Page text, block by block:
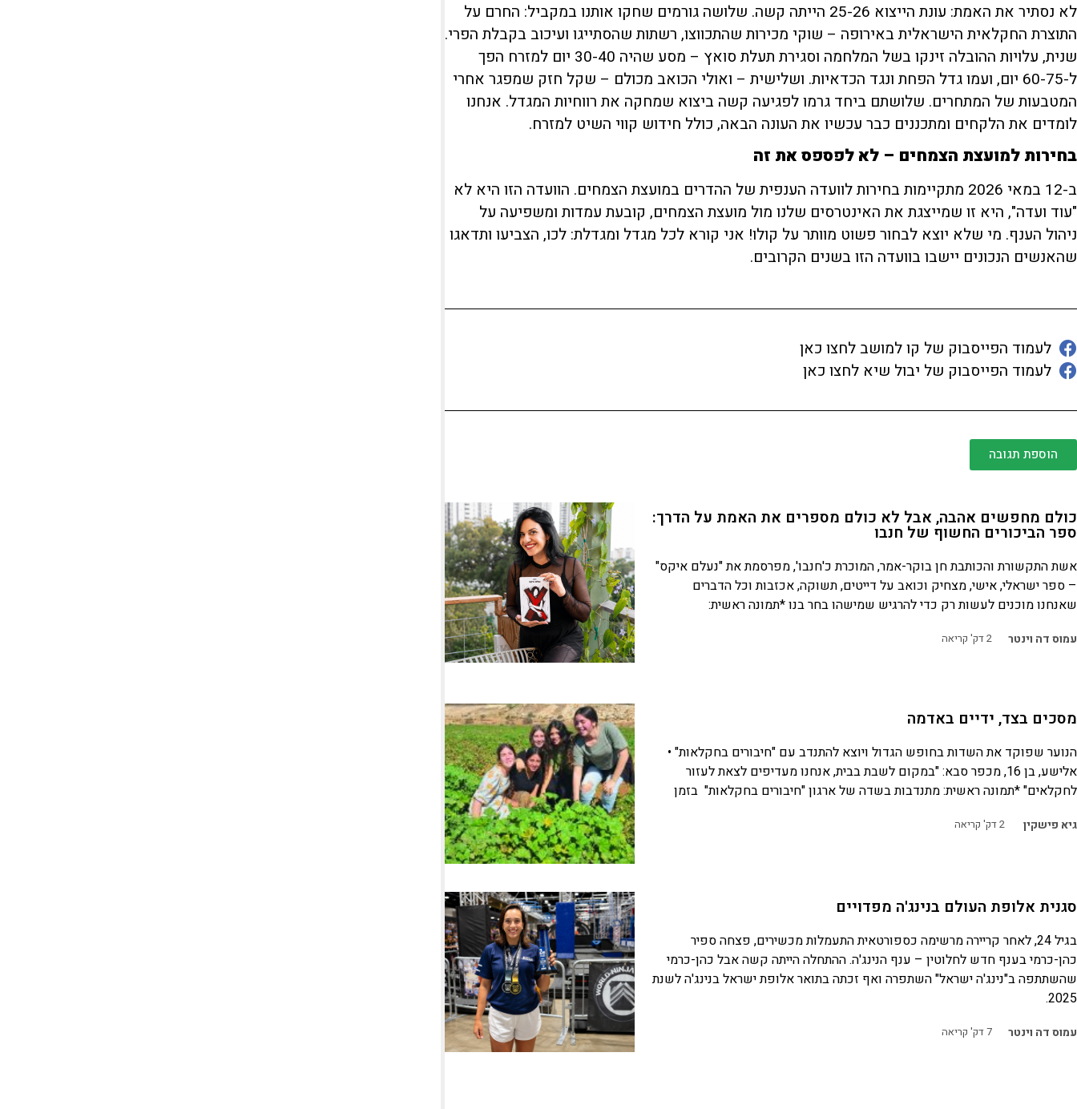
לא נסתיר את האמת: עונת הייצוא 25-26 הייתה קשה. שלושה גורמים שחקו אותנו במקביל: החרם על
התוצרת החקלאית הישראלית באירופה – שוקי מכירות שהתכווצו, רשתות שהסתייגו ועיכוב בקבלת הפרי.
שנית, עלויות ההובלה זינקו בשל המלחמה וסגירת תעלת סואץ – מסע שהיה 30-40 יום למזרח הפך
ל-60-75 יום, ועמו גדל הפחת ונגד הכדאיות. ושלישית – ואולי הכואב מכולם – שקל חזק שמפגר אחרי
המטבעות של המתחרים. שלושתם ביחד גרמו לפגיעה קשה ביצוא שמחקה את רווחיות המגדל. אנחנו
לומדים את הלקחים ומתכננים כבר עכשיו את העונה הבאה, כולל חידוש קווי השיט למזרח.
בחירות למועצת הצמחים – לא לפספס את זה
ב-12 במאי 2026 מתקיימות בחירות לוועדה הענפית של ההדרים במועצת הצמחים. הוועדה הזו היא לא
"עוד ועדה", היא זו שמייצגת את האינטרסים שלנו מול מועצת הצמחים, קובעת עמדות ומשפיעה על
ניהול הענף. מי שלא יוצא לבחור פשוט מוותר על קולו! אני קורא לכל מגדל ומגדלת: לכו, הצביעו ותדאגו
שהאנשים הנכונים יישבו בוועדה הזו בשנים הקרובים.
לעמוד הפייסבוק של קו למושב לחצו כאן
לעמוד הפייסבוק של יבול שיא לחצו כאן
הוספת תגובה
כולם מחפשים אהבה, אבל לא כולם מספרים את האמת על הדרך:
ספר הביכורים החשוף של חנבו
אשת התקשורת והכותבת חן בוקר-אמר, המוכרת כ'חנבו', מפרסמת את "נעלם איקס"
– ספר ישראלי, אישי, מצחיק וכואב על דייטים, תשוקה, אכזבות וכל הדברים
שאנחנו מוכנים לעשות רק כדי להרגיש שמישהו בחר בנו *תמונה ראשית:
עמוס דה וינטר 2דק' קריאה
מסכים בצד, ידיים באדמה
הנוער שפוקד את השדות בחופש הגדול ויוצא להתנדב עם "חיבורים בחקלאות" •
אלישע, בן 16, מכפר סבא: "במקום לשבת בבית, אנחנו מעדיפים לצאת לעזור
לחקלאים" *תמונה ראשית: מתנדבות בשדה של ארגון "חיבורים בחקלאות" בזמן
גיא פישקין 2דק' קריאה
סגנית אלופת העולם בנינג'ה מפדויים
בגיל 24, לאחר קריירה מרשימה כספורטאית התעמלות מכשירים, פצחה ספיר
כהן-כרמי בענף חדש לחלוטין – ענף הנינג'ה. ההתחלה הייתה קשה אבל כהן-כרמי
שהשתתפה ב"נינג'ה ישראל" השתפרה ואף זכתה בתואר אלופת ישראל בנינג'ה לשנת
2025.
עמוס דה וינטר 7דק' קריאה